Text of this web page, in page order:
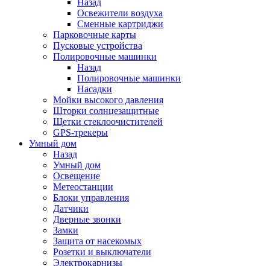
Назад
Освежители воздуха
Сменные картриджи
Парковочные карты
Пусковые устройства
Полировочные машинки
Назад
Полировочные машинки
Насадки
Мойки высокого давления
Шторки солнцезащитные
Щетки стеклоочистителей
GPS-трекеры
Умный дом
Назад
Умный дом
Освещение
Метеостанции
Блоки управления
Датчики
Дверные звонки
Замки
Защита от насекомых
Розетки и выключатели
Электрокарнизы